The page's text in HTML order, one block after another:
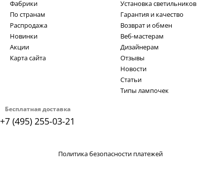
Бесплатная доставка
+7 (495) 255-03-21
Фабрики
По странам
Распродажа
Новинки
Акции
Карта сайта
Установка светильников
Гарантия и качество
Возврат и обмен
Веб-мастерам
Дизайнерам
Отзывы
Новости
Статьи
Типы лампочек
Политика безопасности платежей